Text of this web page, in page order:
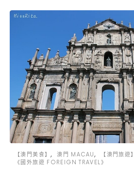
【澳門美食】 澳門 MACAU
【澳門旅遊】
《國外旅遊 FOREIGN TRAVEL》